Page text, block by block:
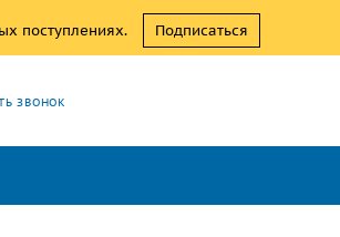
поступлениях. Подписаться
ЗВОНОК